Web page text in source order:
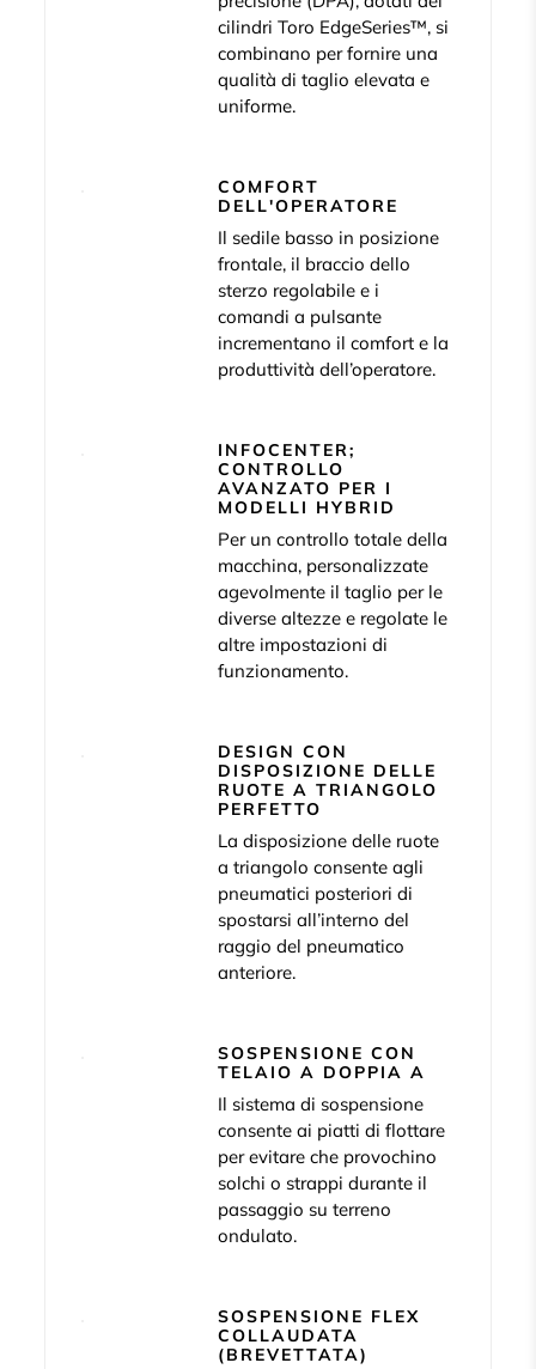
cilindri Toro EdgeSeries™, si
combinano per fornire una
qualità di taglio elevata e
uniforme.
COMFORT
DELL'OPERATORE
Il sedile basso in posizione
frontale, il braccio dello
sterzo regolabile e i
comandi a pulsante
incrementano il comfort e la
produttività dell’operatore.
INFOCENTER;
CONTROLLO
AVANZATO PER I
MODELLI HYBRID
Per un controllo totale della
macchina, personalizzate
agevolmente il taglio per le
diverse altezze e regolate le
altre impostazioni di
funzionamento.
DESIGN CON
DISPOSIZIONE DELLE
RUOTE A TRIANGOLO
PERFETTO
La disposizione delle ruote
a triangolo consente agli
pneumatici posteriori di
spostarsi all’interno del
raggio del pneumatico
anteriore.
SOSPENSIONE CON
TELAIO A DOPPIA A
Il sistema di sospensione
consente ai piatti di flottare
per evitare che provochino
solchi o strappi durante il
passaggio su terreno
ondulato.
SOSPENSIONE FLEX
COLLAUDATA
(BREVETTATA)